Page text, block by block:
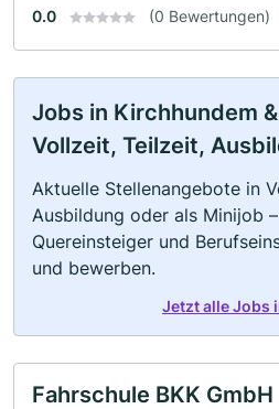
0.0 (0 Bewertungen)
Jobs in Kirchhundem
Vollzeit, Teilzeit,
Aktuelle Stellenangebote in
Ausbildung oder als Minijob
Quereinsteiger und
und bewerben.
Jetzt alle Jobs
Fahrschule BKK GmbH